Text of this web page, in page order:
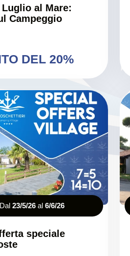
al Mare:
Campeggio
DEL 20%
Dal 23/5/26al 6/6/26
speciale